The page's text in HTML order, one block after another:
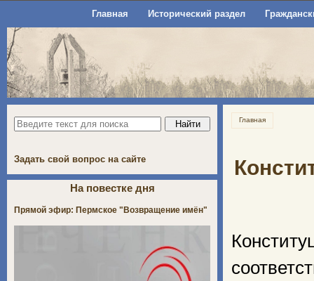
Главная Исторический раздел
Главная
Задать свой вопрос на сайте
На повестке дня
Прямой эфир: Пермское "Возвращение имён"